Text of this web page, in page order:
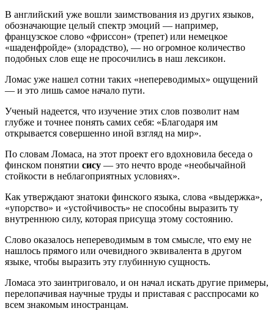
В английский уже вошли заимствования из других языков,
обозначающие целый спектр эмоций — например,
французское слово «фриссон» (трепет) или немецкое
«шаденфройде» (злорадство), — но огромное количество
подобных слов еще не просочились в наш лексикон.
Ломас уже нашел сотни таких «непереводимых» ощущений
— и это лишь самое начало пути.
Ученый надеется, что изучение этих слов позволит нам
глубже и точнее понять самих себя: «Благодаря им
открывается совершенно иной взгляд на мир».
По словам Ломаса, на этот проект его вдохновила беседа о
финском понятии сису — это нечто вроде «необычайной
стойкости в неблагоприятных условиях».
Как утверждают знатоки финского языка, слова «выдержка»,
«упорство» и «устойчивость» не способны выразить ту
внутреннюю силу, которая присуща этому состоянию.
Слово оказалось непереводимым в том смысле, что ему не
нашлось прямого или очевидного эквивалента в другом
языке, чтобы выразить эту глубинную сущность.
Ломаса это заинтриговало, и он начал искать другие примеры,
перелопачивая научные труды и приставая с расспросами ко
всем знакомым иностранцам.